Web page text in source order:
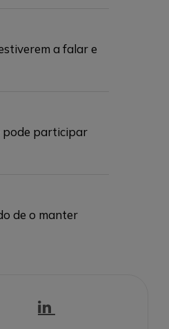
a falar e
pode participar
de o manter